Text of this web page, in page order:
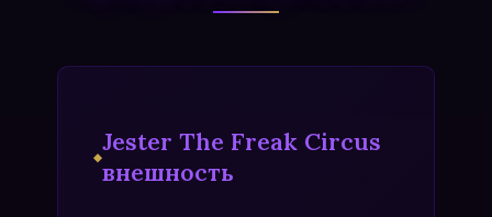
Jester The Freak Circus
внешность